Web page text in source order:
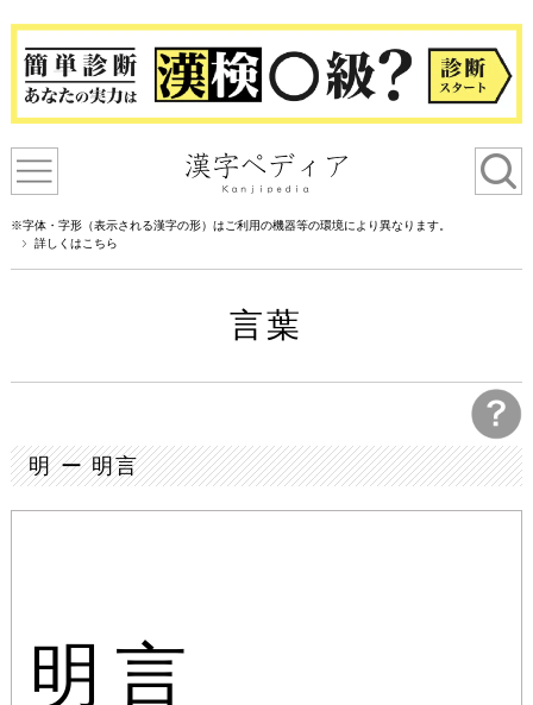
※字体・字形（表示される漢字の形）はご利用の機器等の環境により異なります。
詳しくはこちら
言葉
明 ー 明言
明言